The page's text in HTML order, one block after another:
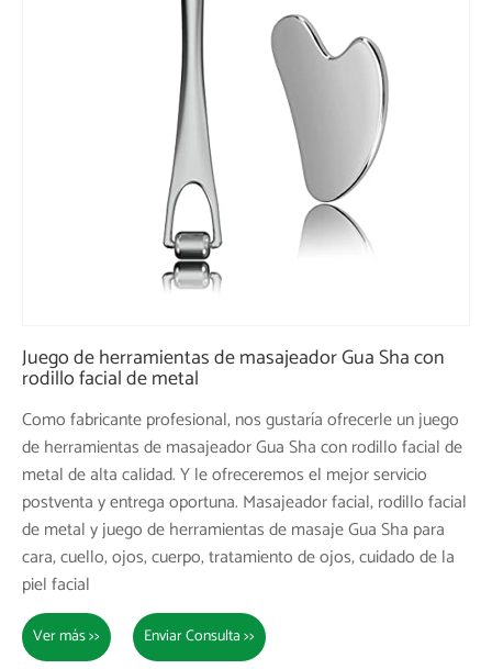
Juego de herramientas de masajeador Gua Sha con
rodillo facial de metal
Como fabricante profesional, nos gustaría ofrecerle un juego
de herramientas de masajeador Gua Sha con rodillo facial de
metal de alta calidad. Y le ofreceremos el mejor servicio
postventa y entrega oportuna. Masajeador facial, rodillo facial
de metal y juego de herramientas de masaje Gua Sha para
cara, cuello, ojos, cuerpo, tratamiento de ojos, cuidado de la
piel facial
Ver más >> Enviar Consulta >>